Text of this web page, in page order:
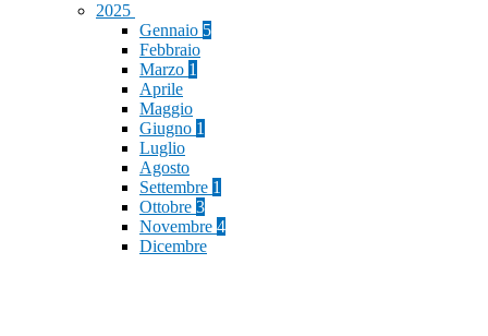
2025
Gennaio 5
Febbraio
Marzo 1
Aprile
Maggio
Giugno 1
Luglio
Agosto
Settembre 1
Ottobre 3
Novembre 4
Dicembre